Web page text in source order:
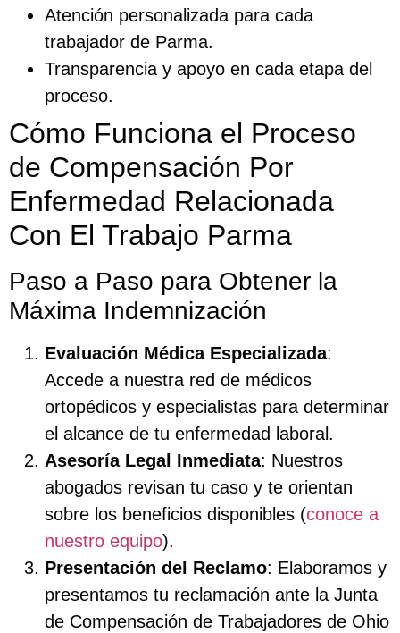
Atención personalizada para cada
trabajador de Parma.
Transparencia y apoyo en cada etapa del
proceso.
Cómo Funciona el Proceso
de Compensación Por
Enfermedad Relacionada
Con El Trabajo Parma
Paso a Paso para Obtener la
Máxima Indemnización
Evaluación Médica Especializada:
Accede a nuestra red de médicos
ortopédicos y especialistas para determinar
el alcance de tu enfermedad laboral.
Asesoría Legal Inmediata: Nuestros
abogados revisan tu caso y te orientan
sobre los beneficios disponibles (conoce a
nuestro equipo).
Presentación del Reclamo: Elaboramos y
presentamos tu reclamación ante la Junta
de Compensación de Trabajadores de Ohio